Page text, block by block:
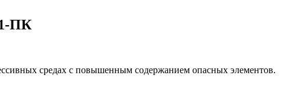
ПК
средах с повышенным содержанием опасных элементов.